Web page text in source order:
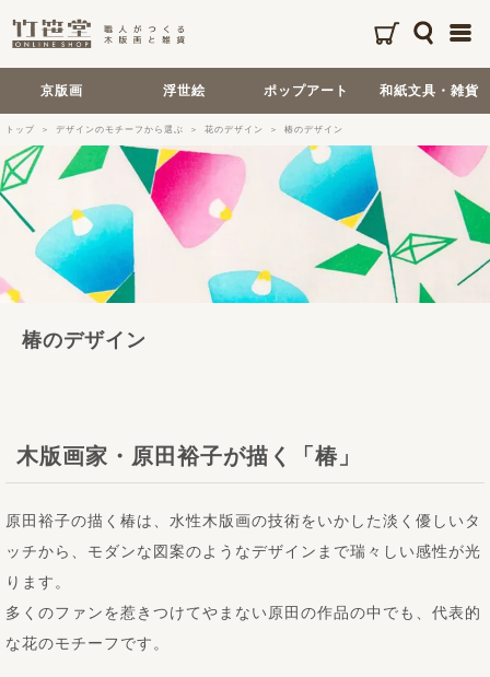
京版画 浮世絵 ポップアート 和紙文具・雑貨
トップ デザインのモチーフから選ぶ 花のデザイン 椿のデザイン
椿のデザイン
木版画家・原田裕子が描く「椿」
原田裕子の描く椿は、水性木版画の技術をいかした淡く優しいタ
ッチから、モダンな図案のようなデザインまで瑞々しい感性が光
ります。
多くのファンを惹きつけてやまない原田の作品の中でも、代表的
な花のモチーフです。